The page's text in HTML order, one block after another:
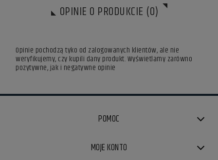
OPINIE O PRODUKCIE (0)
Opinie pochodzą tyko od zalogowanych klientów, ale nie
weryfikujemy, czy kupili dany produkt. Wyświetlamy zarówno
pozytywne, jak i negatywne opinie
POMOC
MOJE KONTO